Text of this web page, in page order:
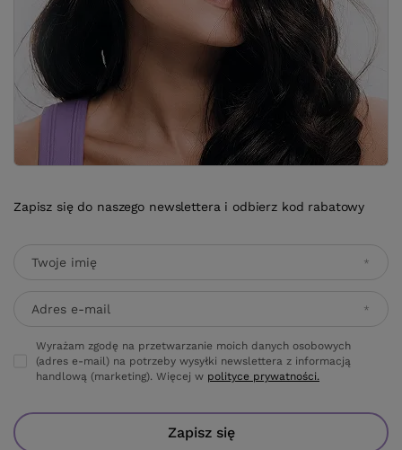
Zapisz się do naszego newslettera i odbierz kod rabatowy
Twoje imię
Adres e-mail
Wyrażam zgodę na przetwarzanie moich danych osobowych
(adres e-mail) na potrzeby wysyłki newslettera z informacją
handlową (marketing). Więcej w polityce prywatności.
Zapisz się